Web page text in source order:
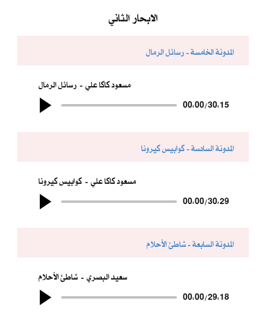
الابحار الثاني
المدونة الخامسة - رسائل الرمال
رسائل الرمال مسعود كاكا علي
00:00/30:15
المدونة السادسة - كوابيس كيرونا
كوابيس كيرونا مسعود كاكا علي
00:00/30:29
المدونة السابعة - شاطئ الأحلام
شاطئ الأحلام سعيد البصري
00:00/29:18